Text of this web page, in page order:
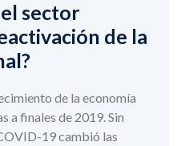
sector
de la
de la economía
a finales de 2019. Sin
19 cambió las